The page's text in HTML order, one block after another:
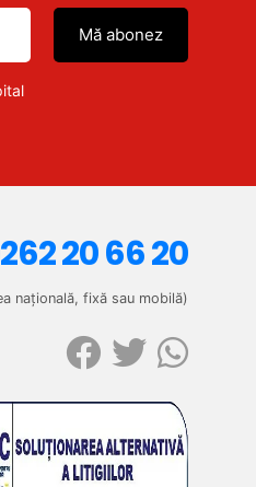
20 66 20
națională, fixă sau mobilă)